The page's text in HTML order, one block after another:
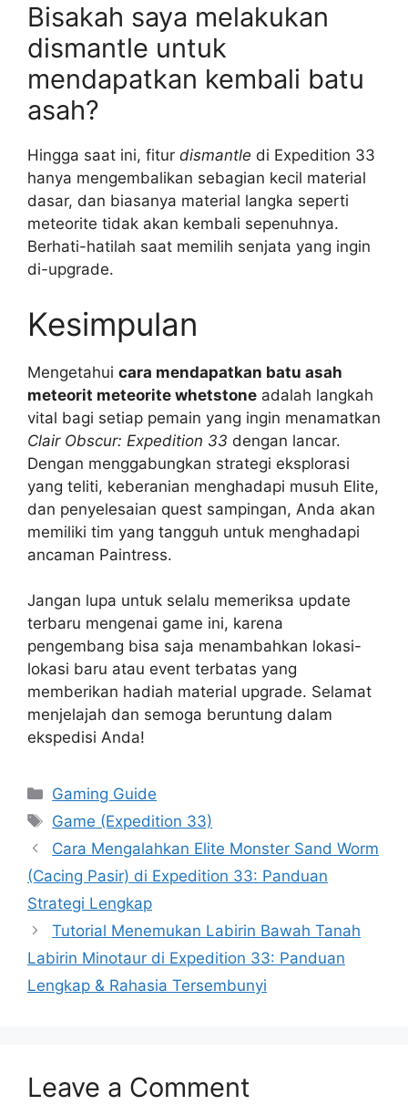
Bisakah saya melakukan
dismantle untuk
mendapatkan kembali batu
asah?
Hingga saat ini, fitur dismantle di Expedition 33
hanya mengembalikan sebagian kecil material
dasar, dan biasanya material langka seperti
meteorite tidak akan kembali sepenuhnya.
Berhati-hatilah saat memilih senjata yang ingin
di-upgrade.
Kesimpulan
Mengetahui cara mendapatkan batu asah
meteorit meteorite whetstone adalah langkah
vital bagi setiap pemain yang ingin menamatkan
Clair Obscur: Expedition 33 dengan lancar.
Dengan menggabungkan strategi eksplorasi
yang teliti, keberanian menghadapi musuh Elite,
dan penyelesaian quest sampingan, Anda akan
memiliki tim yang tangguh untuk menghadapi
ancaman Paintress.
Jangan lupa untuk selalu memeriksa update
terbaru mengenai game ini, karena
pengembang bisa saja menambahkan lokasi-
lokasi baru atau event terbatas yang
memberikan hadiah material upgrade. Selamat
menjelajah dan semoga beruntung dalam
ekspedisi Anda!
Categories
Gaming Guide
Tags
Game (Expedition 33)
Cara Mengalahkan Elite Monster Sand Worm
(Cacing Pasir) di Expedition 33: Panduan
Strategi Lengkap
Tutorial Menemukan Labirin Bawah Tanah
Labirin Minotaur di Expedition 33: Panduan
Lengkap & Rahasia Tersembunyi
Leave a Comment